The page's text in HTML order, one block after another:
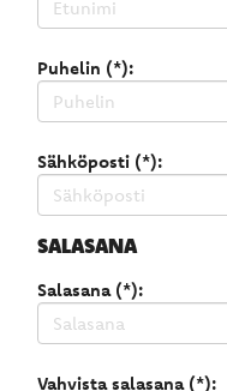
Puhelin (*):
Sähköposti (*):
SALASANA
Salasana (*):
Vahvista salasana (*):